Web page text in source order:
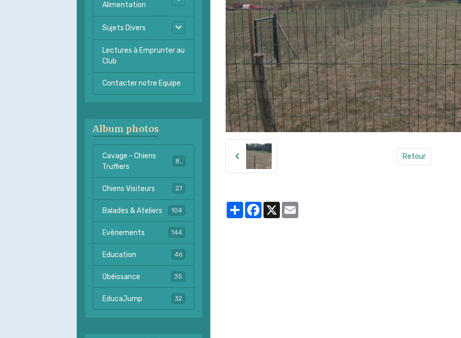
Retour
PartagerFacebook
X
Alimentation
Sujets Divers
Lectures à Emprunter au
Club
Contacter notre Equipe
Album photos
Cavage - Chiens
Truffiers
Chiens Visiteurs 27
Balades & Ateliers 104
Evènements 144
Education 46
Obéissance 35
EducaJump 32